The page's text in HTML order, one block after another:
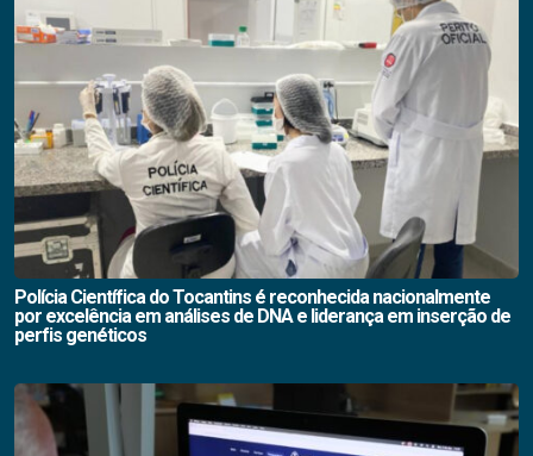
Polícia Científica do Tocantins é reconhecida nacionalmente
por excelência em análises de DNA e liderança em inserção de
perfis genéticos